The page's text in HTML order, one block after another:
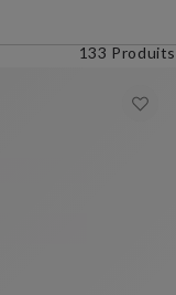
133 Produits